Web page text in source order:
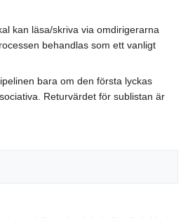
kan läsa/skriva via omdirigerarna
behandlas som ett vanligt
bara om den första lyckas
Returvärdet för sublistan är